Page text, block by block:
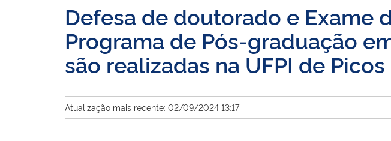
Defesa de doutorado e Exame
Programa de Pós-graduação
são realizadas na UFPI de Picos
Atualização mais recente: 02/09/2024 13:17